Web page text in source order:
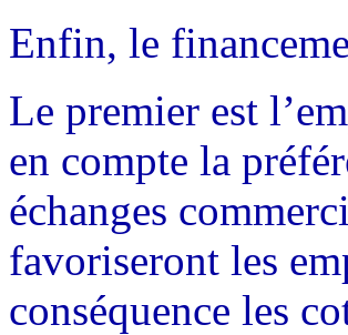
Enfin, le
Le premier est
en compte la
échanges
favoriseront les
conséquence les